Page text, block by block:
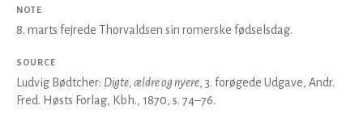
NOTE
8. marts fejrede Thorvaldsen sin romerske fødselsdag.
SOURCE
Ludvig Bødtcher: Digte, ældre og nyere, 3. forøgede Udgave, Andr.
Fred. Høsts Forlag, Kbh., 1870, s. 74–76.